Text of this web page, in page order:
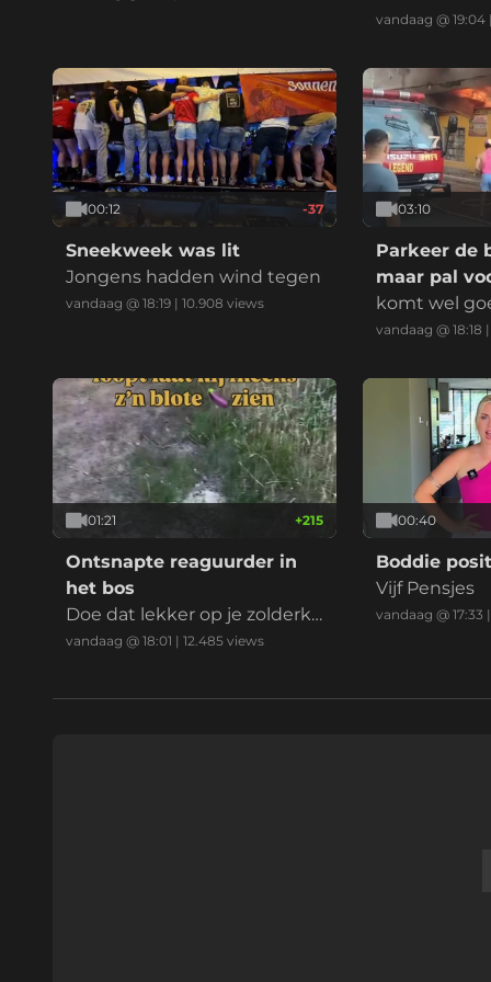
vandaag @ 19:04|
00:12 -37
Sneekweek was lit
Jongens hadden wind tegen
vandaag @ 18:19 | 10.908 views
03:10
Parkeer de
maar pal
komt wel
vandaag @ 18:18 |
01:21 +215
Ontsnapte reaguurder in
het bos
Doe dat lekker op je zolderka
mer mafkees
vandaag @ 18:01 | 12.485 views
00:40
Boddie
Vijf Pensjes
vandaag @ 17:33 |